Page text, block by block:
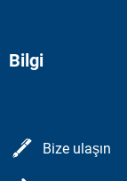
Bilgi
Bize ulaşın